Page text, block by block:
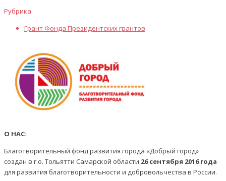
Рубрика:
Грант Фонда Президентских грантов
О НАС:
Благотворительный фонд развития города «Добрый город»
создан в г.о. Тольятти Самарской области 26 сентября 2016 года
для развития благотворительности и добровольчества в России.